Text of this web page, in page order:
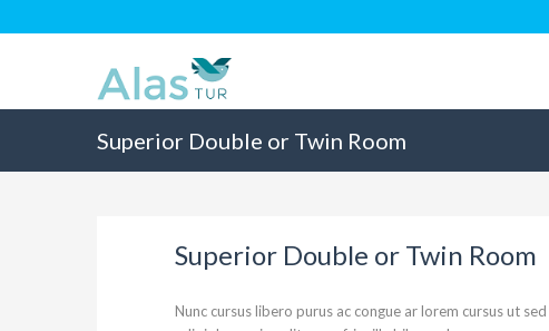
Superior Double or Twin Room
Superior Double or Twin Room
Nunc cursus libero purus ac congue ar lorem cursus ut